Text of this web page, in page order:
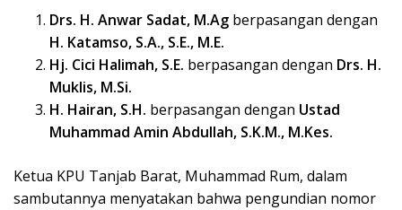
Drs. H. Anwar Sadat, M.Ag berpasangan dengan
H. Katamso, S.A., S.E., M.E.
Hj. Cici Halimah, S.E. berpasangan dengan Drs. H.
Muklis, M.Si.
H. Hairan, S.H. berpasangan dengan Ustad
Muhammad Amin Abdullah, S.K.M., M.Kes.
Ketua KPU Tanjab Barat, Muhammad Rum, dalam
sambutannya menyatakan bahwa pengundian nomor